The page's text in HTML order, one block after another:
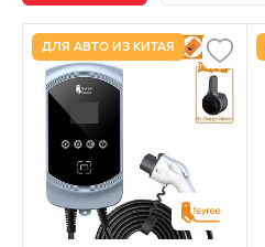
ДЛЯ АВТО ИЗ КИТАЯ